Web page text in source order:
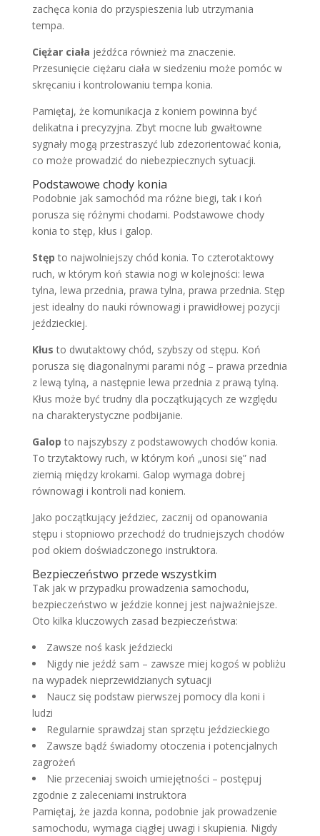
zachęca konia do przyspieszenia lub utrzymania
tempa.
Ciężar ciała jeźdźca również ma znaczenie.
Przesunięcie ciężaru ciała w siedzeniu może pomóc w
skręcaniu i kontrolowaniu tempa konia.
Pamiętaj, że komunikacja z koniem powinna być
delikatna i precyzyjna. Zbyt mocne lub gwałtowne
sygnały mogą przestraszyć lub zdezorientować konia,
co może prowadzić do niebezpiecznych sytuacji.
Podstawowe chody konia
Podobnie jak samochód ma różne biegi, tak i koń
porusza się różnymi chodami. Podstawowe chody
konia to stęp, kłus i galop.
Stęp to najwolniejszy chód konia. To czterotaktowy
ruch, w którym koń stawia nogi w kolejności: lewa
tylna, lewa przednia, prawa tylna, prawa przednia. Stęp
jest idealny do nauki równowagi i prawidłowej pozycji
jeździeckiej.
Kłus to dwutaktowy chód, szybszy od stępu. Koń
porusza się diagonalnymi parami nóg – prawa przednia
z lewą tylną, a następnie lewa przednia z prawą tylną.
Kłus może być trudny dla początkujących ze względu
na charakterystyczne podbijanie.
Galop to najszybszy z podstawowych chodów konia.
To trzytaktowy ruch, w którym koń „unosi się” nad
ziemią między krokami. Galop wymaga dobrej
równowagi i kontroli nad koniem.
Jako początkujący jeździec, zacznij od opanowania
stępu i stopniowo przechodź do trudniejszych chodów
pod okiem doświadczonego instruktora.
Bezpieczeństwo przede wszystkim
Tak jak w przypadku prowadzenia samochodu,
bezpieczeństwo w jeździe konnej jest najważniejsze.
Oto kilka kluczowych zasad bezpieczeństwa:
Zawsze noś kask jeździecki
Nigdy nie jeźdź sam – zawsze miej kogoś w pobliżu
na wypadek nieprzewidzianych sytuacji
Naucz się podstaw pierwszej pomocy dla koni i
ludzi
Regularnie sprawdzaj stan sprzętu jeździeckiego
Zawsze bądź świadomy otoczenia i potencjalnych
zagrożeń
Nie przeceniaj swoich umiejętności – postępuj
zgodnie z zaleceniami instruktora
Pamiętaj, że jazda konna, podobnie jak prowadzenie
samochodu, wymaga ciągłej uwagi i skupienia. Nigdy